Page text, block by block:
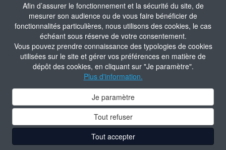
Afin d’assurer le fonctionnement et la sécurité du site, de
mesurer son audience ou de vous faire bénéficier de
fonctionnalités particulières, nous utilisons des cookies, le cas
échéant sous réserve de votre consentement.
Vous pouvez prendre connaissance des typologies de cookies
utilisées sur le site et gérer vos préférences en matière de
dépôt des cookies, en cliquant sur "Je paramètre".
Plus d'information.
Je paramètre
Tout refuser
Tout accepter